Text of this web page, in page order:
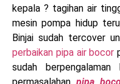
kepala ? tagihan air
mesin pompa hidup
Binjai sudah tercover
perbaikan pipa air bocor
sudah berpengalaman